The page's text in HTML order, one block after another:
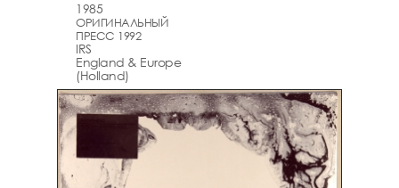
1985
ОРИГИНАЛЬНЫЙ
ПРЕСС 1992
IRS
England & Europe
(Holland)